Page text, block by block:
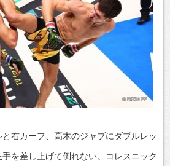
右カーフ、高木のジャブにダブルレッ
を差し上げて倒れない。コレスニック